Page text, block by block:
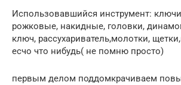
Использовавшийся инструмент:
рожковые, накидные, головки,
ключ, рассухариватель,молотки,
есчо что нибудь( не помню просто)
первым делом поддомкрачиваем